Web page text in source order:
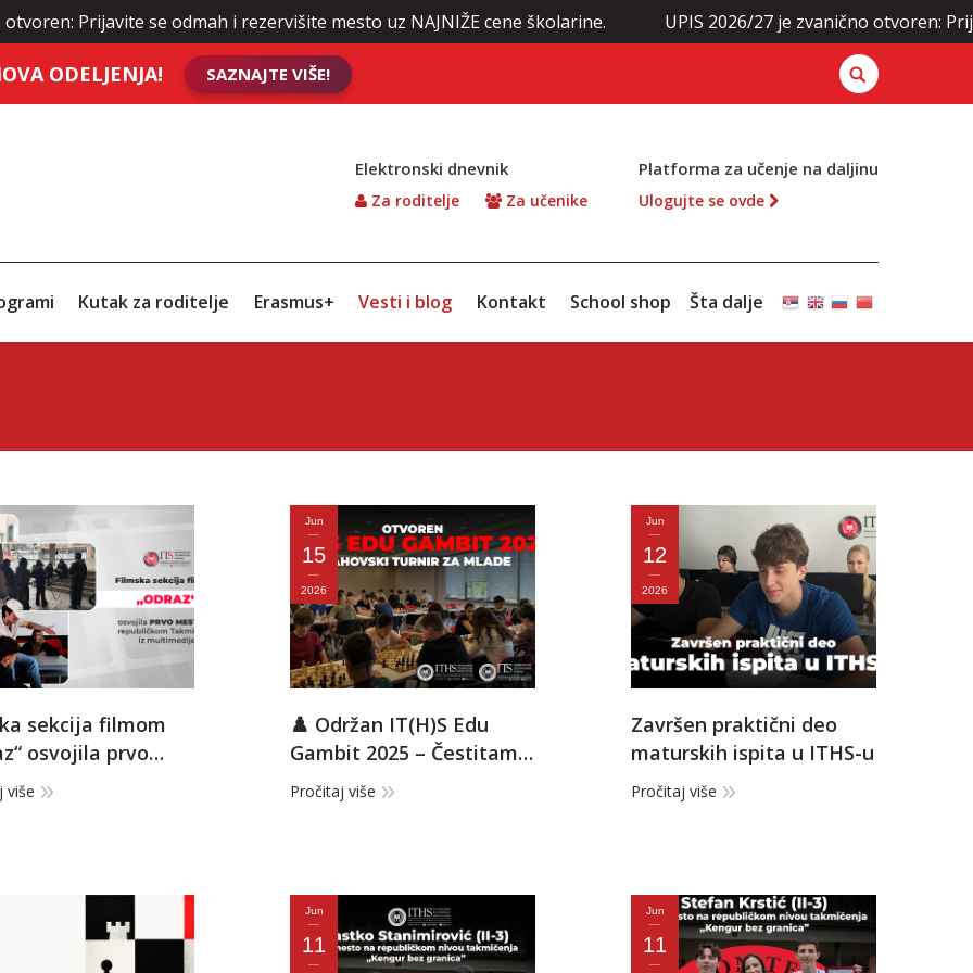
Prijavite se odmah i rezervišite mesto uz NAJNIŽE cene školarine. UPIS 2026/27 je zvanično otvoren:
ODELJENJA! SAZNAJTE VIŠE!
Elektronski dnevnik
Za roditelje Za učenike
Platforma za učenje na daljinu
Ulogujte se ovde
Kutak za roditelje Erasmus+ Vesti i blog Kontakt School shop Šta dalje
sekcija filmom
osvojila prvo
na republičkom
iz
više
Jun
15
2026
♟️ Održan IT(H)S Edu
Gambit 2025 – Čestitamo
pobednicima!
Pročitaj više
Jun
12
2026
Završen praktični deo
maturskih ispita u ITHS-u
Pročitaj više
Jun
11
Jun
11